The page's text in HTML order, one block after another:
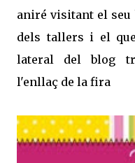
aniré visitant el
dels tallers i el
lateral del blog
l'enllaç de la fira